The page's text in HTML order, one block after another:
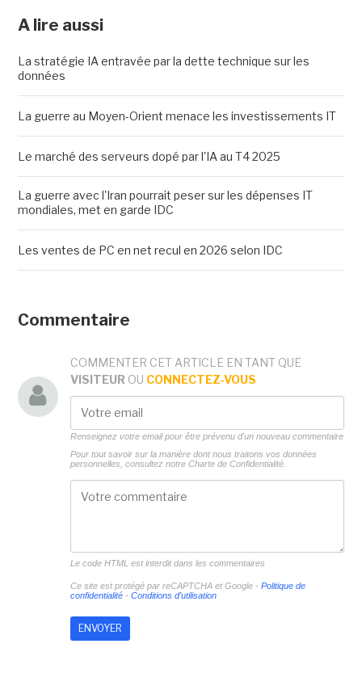
A lire aussi
La stratégie IA entravée par la dette technique sur les
données
La guerre au Moyen-Orient menace les investissements IT
Le marché des serveurs dopé par l'IA au T4 2025
La guerre avec l'Iran pourrait peser sur les dépenses IT
mondiales, met en garde IDC
Les ventes de PC en net recul en 2026 selon IDC
Commentaire
COMMENTER CET ARTICLE EN TANT QUE
VISITEUR OU CONNECTEZ-VOUS
Renseignez votre email pour être prévenu d'un nouveau commentaire
Pour tout savoir sur la manière dont nous traitons vos données
personnelles, consultez notre Charte de Confidentialité.
Le code HTML est interdit dans les commentaires
Ce site est protégé par reCAPTCHA et Google - Politique de
confidentialité- Conditions d'utilisation